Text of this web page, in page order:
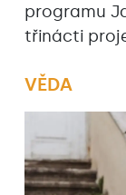
programu
třinácti
VĚDA